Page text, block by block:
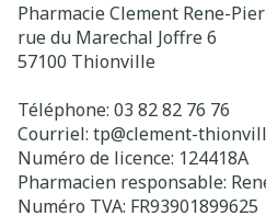
Pharmacie Clement Rene-
rue du Marechal Joffre 6
57100 Thionville
Téléphone: 03 82 82 76 76
Courriel: tp@clement-
Numéro de licence: 124418A
Pharmacien responsable:
Numéro TVA: FR93901899625